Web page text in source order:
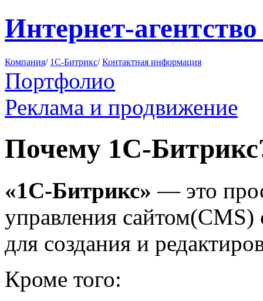
Интернет-
Компания/ 1C-Битрикс/ Контактная информация
Портфолио
Реклама и продвижение
Почему 1С-
«1С-Битрикс» — это
управления
для создания и
Кроме того: